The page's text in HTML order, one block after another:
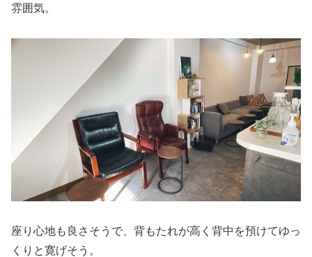
雰囲気。
座り心地も良さそうで、背もたれが高く背中を預けてゆっ
くりと寛げそう。